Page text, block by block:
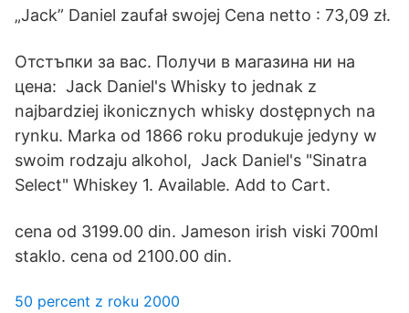
„Jack” Daniel zaufał swojej Cena netto : 73,09 zł.
Отстъпки за вас. Получи в магазина ни на
цена: Jack Daniel's Whisky to jednak z
najbardziej ikonicznych whisky dostępnych na
rynku. Marka od 1866 roku produkuje jedyny w
swoim rodzaju alkohol, Jack Daniel's "Sinatra
Select" Whiskey 1. Available. Add to Cart.
cena od 3199.00 din. Jameson irish viski 700ml
staklo. cena od 2100.00 din.
50 percent z roku 2000